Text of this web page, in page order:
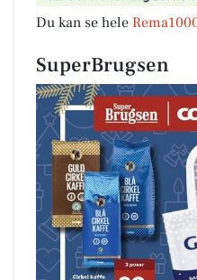
Du kan se hele
SuperBrugsen